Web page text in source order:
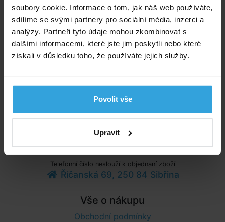
soubory cookie. Informace o tom, jak náš web používáte,
sdílíme se svými partnery pro sociální média, inzerci a
analýzy. Partneři tyto údaje mohou zkombinovat s
dalšími informacemi, které jste jim poskytli nebo které
získali v důsledku toho, že používáte jejich služby.
Povolit vše
Upravit
Podrobný popis
Připojení: R2"x2,5", 63mm připojení lepením. Směr
odtoku je 90° a 180°. Podlahová výpust VA s ABS, pro
fólii, mosazné zástřiky M6 napojení 2“ in.
Poradíme vám!
info@bazenyshop.cz
+420 281 974 297
Telefonní číslo neslouží k objednaní zboží
Říčanská 69, 250 84 Sibřina
Vše o nákupu
Obchodní podmínky